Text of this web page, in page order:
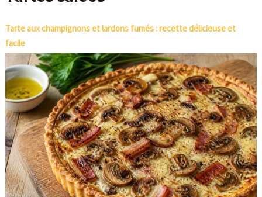
Tarte aux champignons et lardons fumés : recette délicieuse et
facile